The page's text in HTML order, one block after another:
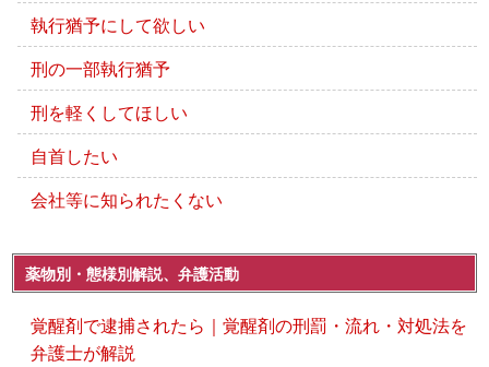
執行猶予にして欲しい
刑の一部執行猶予
刑を軽くしてほしい
自首したい
会社等に知られたくない
薬物別・態様別解説、弁護活動
覚醒剤で逮捕されたら｜覚醒剤の刑罰・流れ・対処法を
弁護士が解説